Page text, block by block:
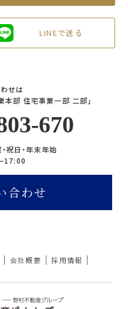
LINEで送る
せは
本部 住宅事業一部 二部」
670
祝日・年末年始
17:00
合わせ
会社概要 採用情報